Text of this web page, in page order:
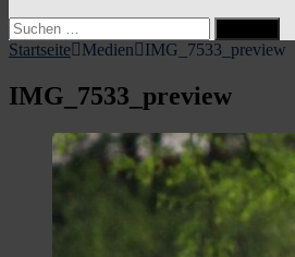
Suchen
nach:
Startseite Medien IMG_7533_preview
IMG_7533_preview